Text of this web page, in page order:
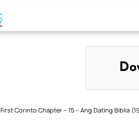
First Corinto Chapter – 15 – Ang Dating Biblia